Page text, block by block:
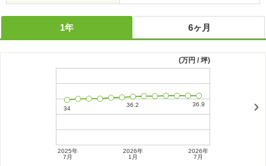
1年 6ヶ月
(万円 / 坪)
2025年
7月
2026年
1月
2026年
7月